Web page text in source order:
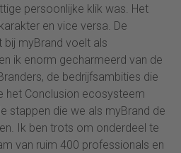
persoonlijke klik was. Het
en vice versa. De
myBrand voelt als
ik enorm gecharmeerd van de
de bedrijfsambities die
het Conclusion ecosysteem
stappen die we als myBrand de
Ik ben trots om onderdeel te
van ruim 400 professionals en